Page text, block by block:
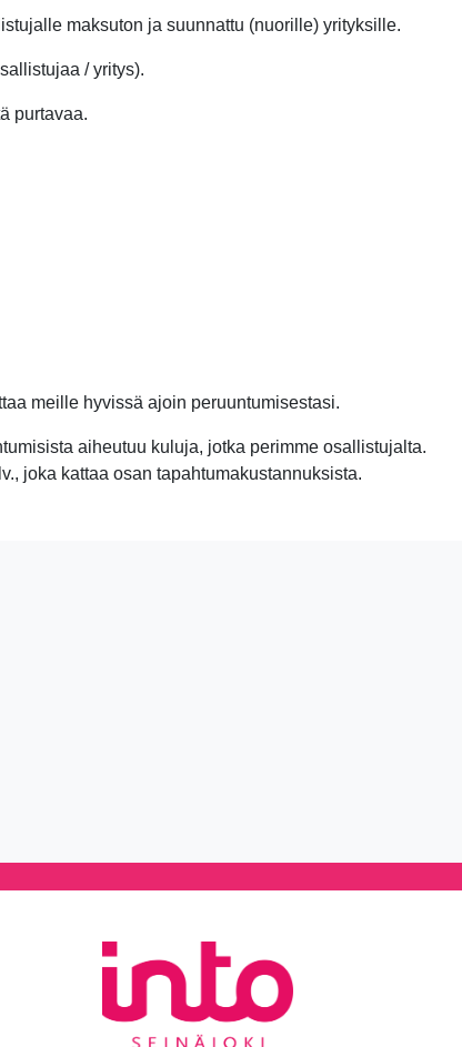
maksuton ja suunnattu (nuorille) yrityksille.
/ yritys).
purtavaa.
meille hyvissä ajoin peruuntumisestasi.
aiheutuu kuluja, jotka perimme osallistujalta.
joka kattaa osan tapahtumakustannuksista.